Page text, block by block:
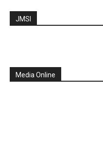
JMSI
Media Online